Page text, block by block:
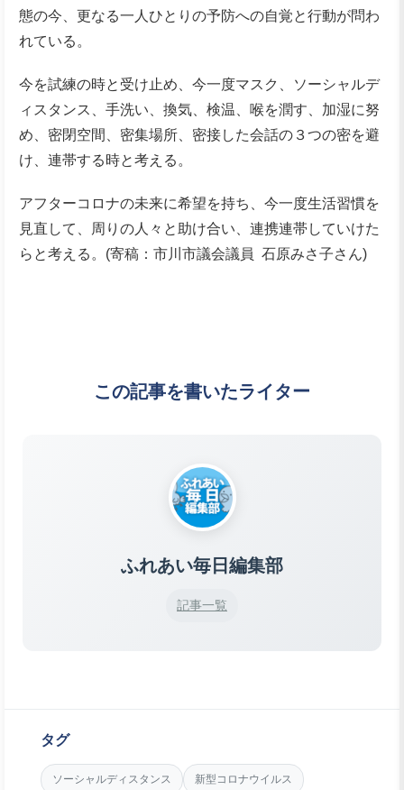
態の今、更なる一人ひとりの予防への自覚と行動が問わ
れている。
今を試練の時と受け止め、今一度マスク、ソーシャルデ
ィスタンス、手洗い、換気、検温、喉を潤す、加湿に努
め、密閉空間、密集場所、密接した会話の３つの密を避
け、連帯する時と考える。
アフターコロナの未来に希望を持ち、今一度生活習慣を
見直して、周りの人々と助け合い、連携連帯していけた
らと考える。(寄稿：市川市議会議員 石原みさ子さん)
この記事を書いたライター
ふれあい毎日編集部
記事一覧
タグ
ソーシャルディスタンス 新型コロナウイルス